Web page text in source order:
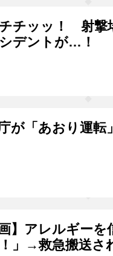
チッッ！ 射撃
デントが…！
が「あおり運転
画】アレルギー
」→救急搬送さ